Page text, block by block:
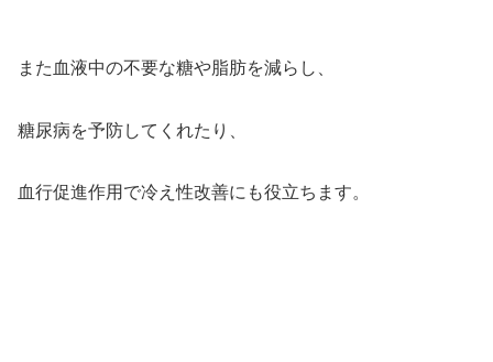
また血液中の不要な糖や脂肪を減らし、
糖尿病を予防してくれたり、
血行促進作用で冷え性改善にも役立ちます。